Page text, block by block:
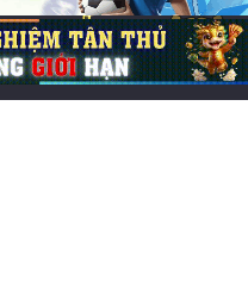
nghiệm chiến thuật cực
chiến trường Crossfire